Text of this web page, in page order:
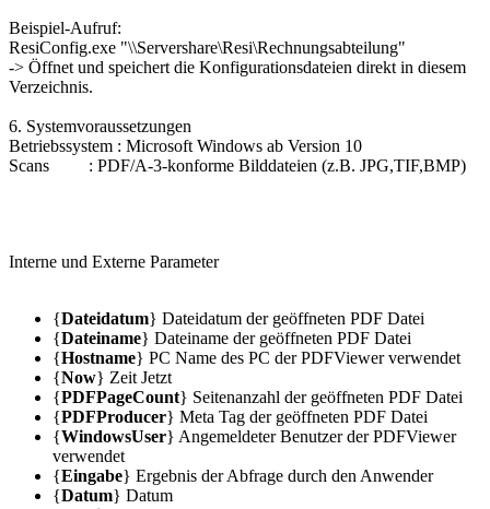
Beispiel-Aufruf:
ResiConfig.exe "\\Servershare\Resi\Rechnungsabteilung"
-> Öffnet und speichert die Konfigurationsdateien direkt in diesem
Verzeichnis.
6. Systemvoraussetzungen
Betriebssystem : Microsoft Windows ab Version 10
Scans : PDF/A-3-konforme Bilddateien (z.B. JPG,TIF,BMP)
Interne und Externe Parameter
{Dateidatum} Dateidatum der geöffneten PDF Datei
{Dateiname} Dateiname der geöffneten PDF Datei
{Hostname} PC Name des PC der PDFViewer verwendet
{Now} Zeit Jetzt
{PDFPageCount} Seitenanzahl der geöffneten PDF Datei
{PDFProducer} Meta Tag der geöffneten PDF Datei
{WindowsUser} Angemeldeter Benutzer der PDFViewer
verwendet
{Eingabe} Ergebnis der Abfrage durch den Anwender
{Datum} Datum